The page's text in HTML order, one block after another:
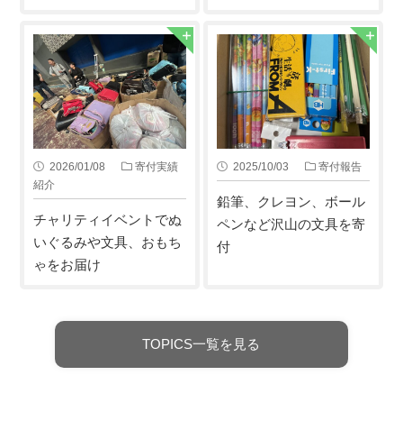
2026/01/08
寄付実績
紹介
チャリティイベントでぬ
いぐるみや文具、おもち
ゃをお届け
2025/10/03 寄付報告
鉛筆、クレヨン、ボール
ペンなど沢山の文具を寄
付
TOPICS一覧を見る